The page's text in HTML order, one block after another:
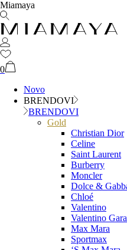
Miamaya
0
Novo
BRENDOVI
BRENDOVI
Gold
Christian Dior
Celine
Saint Laurent
Burberry
Moncler
Dolce &
Chloé
Valentino
Valentino
Max Mara
Sportmax